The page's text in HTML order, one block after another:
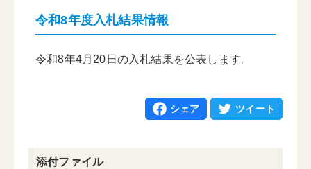
令和8年度入札結果情報
令和8年4月20日の入札結果を公表します。
シェア ツイート
添付ファイル